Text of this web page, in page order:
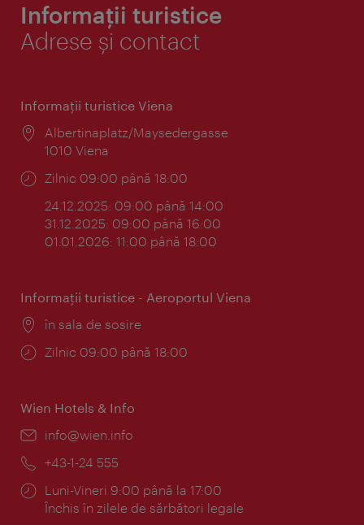
Informații turistice
Adrese și contact
Informaţii turistice Viena
Locul:
Albertinaplatz/Maysedergasse
1010 Viena
Program:
Zilnic 09:00 până 18:00
24.12.2025: 09:00 până 14:00
31.12.2025: 09:00 până 16:00
01.01.2026: 11:00 până 18:00
Informaţii turistice - Aeroportul Viena
Locul:
în sala de sosire
Program:
Zilnic 09:00 până 18:00
Wien Hotels & Info
E-
info@wien.info
Telefon:
+43-1-24 555
Program:
Luni-Vineri 9:00 până la 17:00
Închis în zilele de sărbători legale